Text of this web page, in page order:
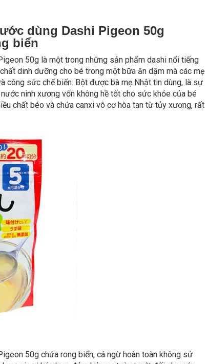
dùng Dashi Pigeon 50g
biển
50g là một trong những sản phẩm dashi nổi tiếng
dinh dưỡng cho bé trong một bữa ăn dặm mà các mẹ
công sức chế biến. Bột được bà mẹ Nhật tin dùng, là sự
ninh xương vốn không hề tốt cho sức khỏe của bé
chất béo và chứa canxi vô cơ hòa tan từ tủy xương, rất
50g chứa rong biển, cá ngừ hoàn toàn không sử